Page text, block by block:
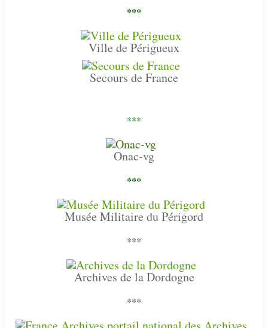
***
Ville de Périgueux
Secours de France
***
Onac-vg
***
Musée Militaire du Périgord
***
Archives de la Dordogne
***